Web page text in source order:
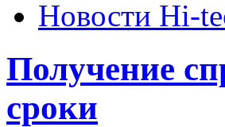
Новости Hi-
Получение
сроки